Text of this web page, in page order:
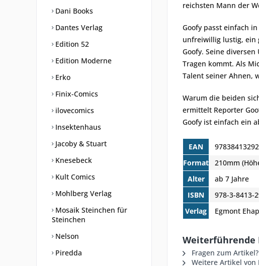
Dani Books
Dantes Verlag
Edition 52
Edition Moderne
Erko
Finix-Comics
ilovecomics
Insektenhaus
Jacoby & Stuart
Knesebeck
Kult Comics
Mohlberg Verlag
Mosaik Steinchen für
Steinchen
Nelson
Piredda
reichsten Mann der
Goofy passt einfach
unfreiwillig lustig, ein
Goofy. Seine
Tragen kommt. Als
Talent seiner Ahnen,
Warum die beiden
ermittelt Reporter
Goofy ist einfach ein
EAN
Format
210mm
Alter
ab 7 Jahre
ISBN
978-3-8413-
Verlag
Egmont
Weiterführende
Fragen zum Artikel?
Weitere Artikel von